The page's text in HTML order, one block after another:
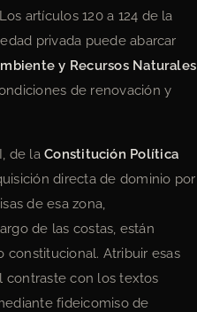
artículos 120 a 124 de la
privada puede abarcar
y Recursos Naturales
de renovación y
de laConstitución Política
directa de dominio por
de esa zona,
de las costas, están
constitucional. Atribuir esas
contraste con los textos
fideicomiso de